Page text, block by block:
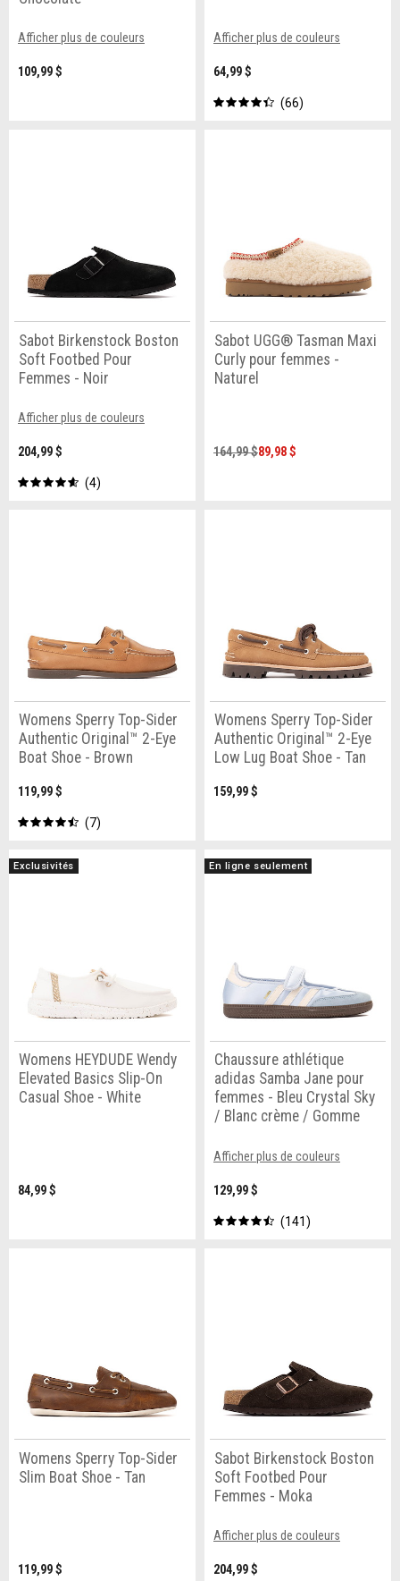
Afficher plus de couleurs
109,99 $
Afficher plus de couleurs
64,99 $
66
Sabot Birkenstock Boston
Soft Footbed Pour
Femmes - Noir
Afficher plus de couleurs
204,99 $
4
Sabot UGG® Tasman Maxi
Curly pour femmes -
Naturel
164,99 $89,98 $
Womens Sperry Top-Sider
Authentic Original™ 2-Eye
Boat Shoe - Brown
119,99 $
7
Womens Sperry Top-Sider
Authentic Original™ 2-Eye
Low Lug Boat Shoe - Tan
159,99 $
Exclusivités
Womens HEYDUDE Wendy
Elevated Basics Slip-On
Casual Shoe - White
84,99 $
En ligne seulement
Chaussure athlétique
adidas Samba Jane pour
femmes - Bleu Crystal Sky
/ Blanc crème / Gomme
Afficher plus de couleurs
129,99 $
141
Womens Sperry Top-Sider
Slim Boat Shoe - Tan
119,99 $
Sabot Birkenstock Boston
Soft Footbed Pour
Femmes - Moka
Afficher plus de couleurs
204,99 $